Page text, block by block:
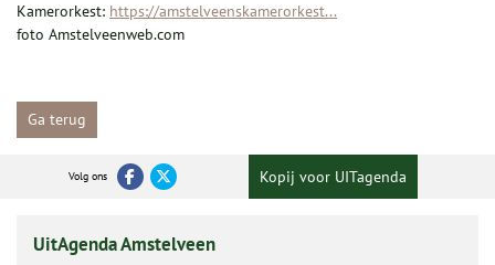
Kamerorkest: https://amstelveenskamerorkest...
foto Amstelveenweb.com
Ga terug
Volg ons Kopij voor UITagenda
UitAgenda Amstelveen